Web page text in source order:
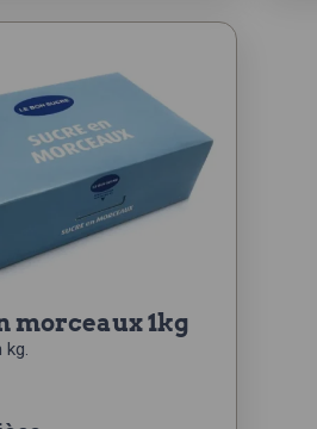
morceaux 1kg